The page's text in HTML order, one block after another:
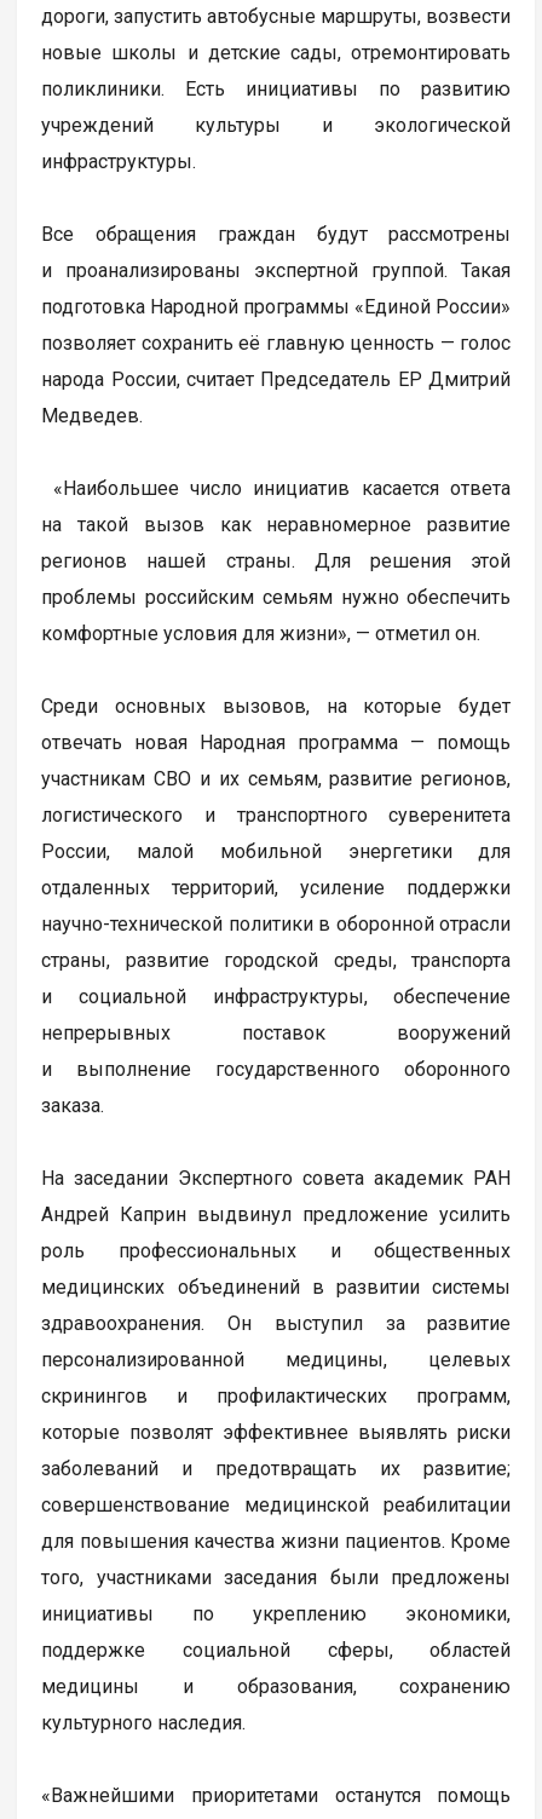
дороги, запустить автобусные маршруты, возвести
новые школы и детские сады, отремонтировать
поликлиники. Есть инициативы по развитию
учреждений культуры и экологической
инфраструктуры.
Все обращения граждан будут рассмотрены
и проанализированы экспертной группой. Такая
подготовка Народной программы «Единой России»
позволяет сохранить её главную ценность — голос
народа России, считает Председатель ЕР Дмитрий
Медведев.
«Наибольшее число инициатив касается ответа
на такой вызов как неравномерное развитие
регионов нашей страны. Для решения этой
проблемы российским семьям нужно обеспечить
комфортные условия для жизни», — отметил он.
Среди основных вызовов, на которые будет
отвечать новая Народная программа — помощь
участникам СВО и их семьям, развитие регионов,
логистического и транспортного суверенитета
России, малой мобильной энергетики для
отдаленных территорий, усиление поддержки
научно-технической политики в оборонной отрасли
страны, развитие городской среды, транспорта
и социальной инфраструктуры, обеспечение
непрерывных поставок вооружений
и выполнение государственного оборонного
заказа.
На заседании Экспертного совета академик РАН
Андрей Каприн выдвинул предложение усилить
роль профессиональных и общественных
медицинских объединений в развитии системы
здравоохранения. Он выступил за развитие
персонализированной медицины, целевых
скринингов и профилактических программ,
которые позволят эффективнее выявлять риски
заболеваний и предотвращать их развитие;
совершенствование медицинской реабилитации
для повышения качества жизни пациентов. Кроме
того, участниками заседания были предложены
инициативы по укреплению экономики,
поддержке социальной сферы, областей
медицины и образования, сохранению
культурного наследия.
«Важнейшими приоритетами останутся помощь